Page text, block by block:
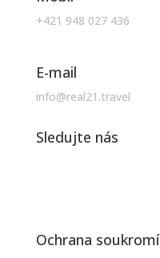
+421 948 027 436
E-mail
info@real21.travel
Sledujte nás
Ochrana soukromí